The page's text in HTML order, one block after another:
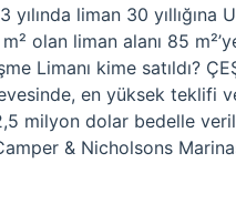
liman 30 yıllığına
olan liman alanı 85
Limanı kime satıldı?
en yüksek teklifi
milyon dolar bedelle
& Nicholsons